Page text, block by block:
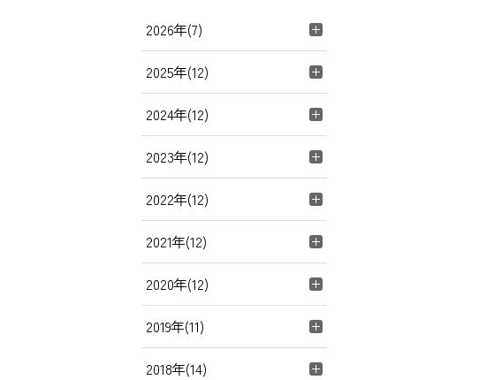
2026年(7)
2025年(12)
2024年(12)
2023年(12)
2022年(12)
2021年(12)
2020年(12)
2019年(11)
2018年(14)